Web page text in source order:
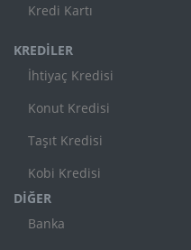
Kredi Kartı
KREDİLER
İhtiyaç Kredisi
Konut Kredisi
Taşıt Kredisi
Kobi Kredisi
DİĞER
Banka